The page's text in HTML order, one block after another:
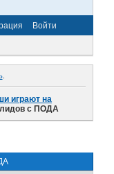
Войти
.
играют на
с ПОДА